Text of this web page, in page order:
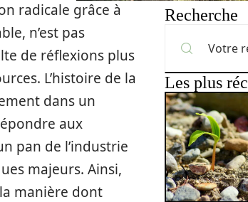
radicale grâce à
n’est pas
de réflexions plus
L’histoire de la
dans un
aux
pan de l’industrie
majeurs. Ainsi,
manière dont
Recherche
Les plus